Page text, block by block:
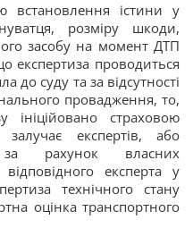
істини у
розміру шкоди,
засобу на момент ДТП
експертиза проводиться
до суду та за відсутності
провадження, то,
страховою
експертів, або
за рахунок власних
експерта у
технічного стану
оцінка транспортного